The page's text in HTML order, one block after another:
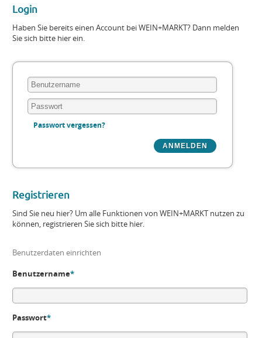
Login
Haben Sie bereits einen Account bei WEIN+MARKT? Dann melden
Sie sich bitte hier ein.
Passwort vergessen?
Registrieren
Sind Sie neu hier? Um alle Funktionen von WEIN+MARKT nutzen zu
können, registrieren Sie sich bitte hier.
Benutzerdaten einrichten
Benutzername*
Passwort*